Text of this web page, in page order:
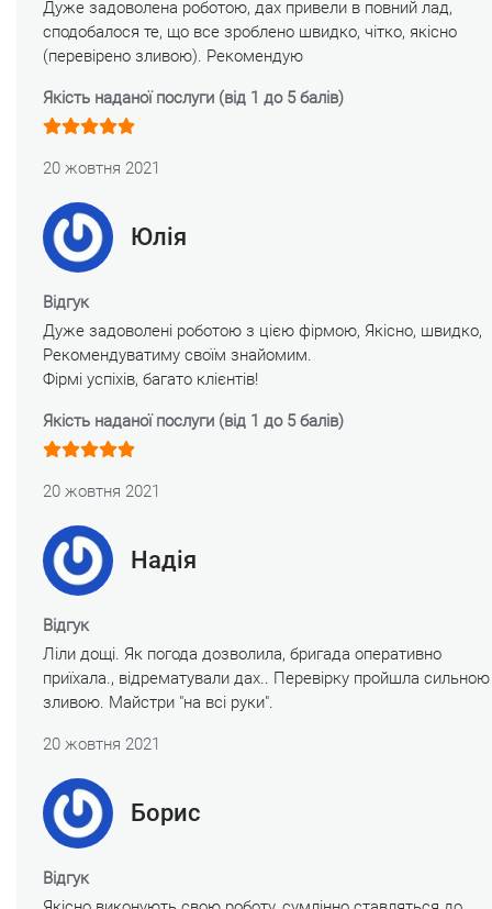
Дуже задоволена роботою, дах привели в повний лад,
сподобалося те, що все зроблено швидко, чітко, якісно
(перевірено зливою). Рекомендую
Якість наданої послуги (від 1 до 5 балів)
20 жовтня 2021
Юлія
Відгук
Дуже задоволені роботою з цією фірмою, Якісно, ​​швидко,
Рекомендуватиму своїм знайомим.
Фірмі успіхів, багато клієнтів!
Якість наданої послуги (від 1 до 5 балів)
20 жовтня 2021
Надія
Відгук
Ліли дощі. Як погода дозволила, бригада оперативно
приїхала., відрематували дах.. Перевірку пройшла сильною
зливою. Майстри "на всі руки".
20 жовтня 2021
Борис
Відгук